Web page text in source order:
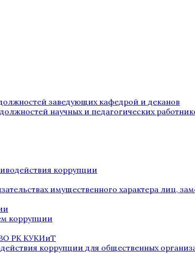
заведующих кафедрой и деканов
научных и педагогических
коррупции
имущественного характера лиц,
коррупции
РК КУКИиТ
коррупции для общественных